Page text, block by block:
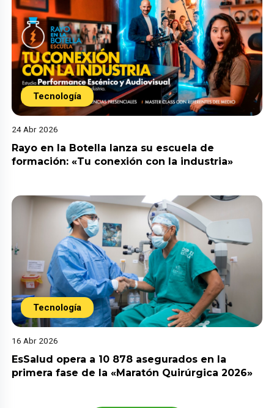
Tecnología
24 Abr 2026
Rayo en la Botella lanza su escuela de
formación: «Tu conexión con la industria»
Tecnología
16 Abr 2026
EsSalud opera a 10 878 asegurados en la
primera fase de la «Maratón Quirúrgica 2026»